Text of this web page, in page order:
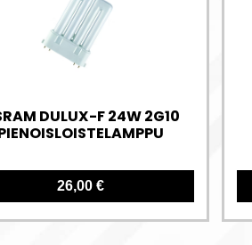
DULUX-F 24W 2G10
26,00 €